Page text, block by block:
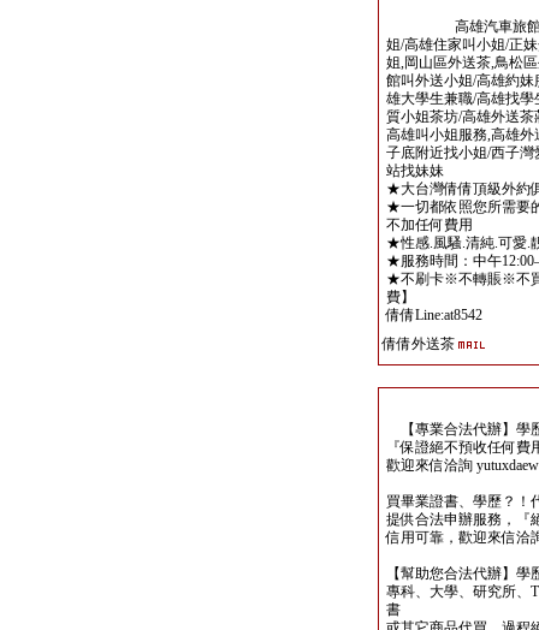
高雄汽車旅館叫小
姐/高雄住家叫小姐/正
姐,岡山區外送茶,鳥松
館叫外送小姐/高雄約
雄大學生兼職/高雄找
質小姐茶坊/高雄外送
高雄叫小姐服務,高雄
子底附近找小姐/西子
站找妹妹
★大台灣倩倩頂級外約
★一切都依照您所需要
不加任何費用
★性感.風騷.清純.可愛.
★服務時間：中午
★不刷卡※不轉賬※不
費】
倩倩Line:at8542
倩倩外送茶
【專業合法代辦】學
『保證絕不預收任何
歡迎來信洽詢
買畢業證書、學歷？！
提供合法申辦服務，『
信用可靠，歡迎來信洽
【幫助您合法代辦】
專科、大學、研究所、
書